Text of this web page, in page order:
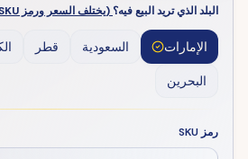
البلد الذي تريد البيع فيه؟ (يختلف السعر ورمز SKU)
الإمارات السعودية قطر
البحرين
رمز SKU